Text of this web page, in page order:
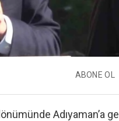
ABONE OL
Adıyaman’a